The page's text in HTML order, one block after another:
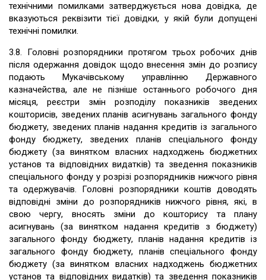
технічними помилками затверджується нова довідка, де
вказуються реквізити тієї довідки, у якій були допущені
технічні помилки.
3.8. Головні розпорядники протягом трьох робочих днів
після одержання довідок щодо внесення змін до розпису
подають Мукачівському управлінню Державного
казначейства, але не пізніше останнього робочого дня
місяця, реєстри змін розподілу показників зведених
кошторисів, зведених планів асигнувань загального фонду
бюджету, зведених планів надання кредитів із загального
фонду бюджету, зведених планів спеціального фонду
бюджету (за винятком власних надходжень бюджетних
установ та відповідних видатків) та зведення показників
спеціального фонду у розрізі розпорядників нижчого рівня
та одержувачів. Головні розпорядники коштів доводять
відповідні зміни до розпорядників нижчого рівня, які, в
свою чергу, вносять зміни до кошторису та плану
асигнувань (за винятком надання кредитів з бюджету)
загального фонду бюджету, планів надання кредитів із
загального фонду бюджету, планів спеціального фонду
бюджету (за винятком власних надходжень бюджетних
установ та відповідних видатків) та зведення показників